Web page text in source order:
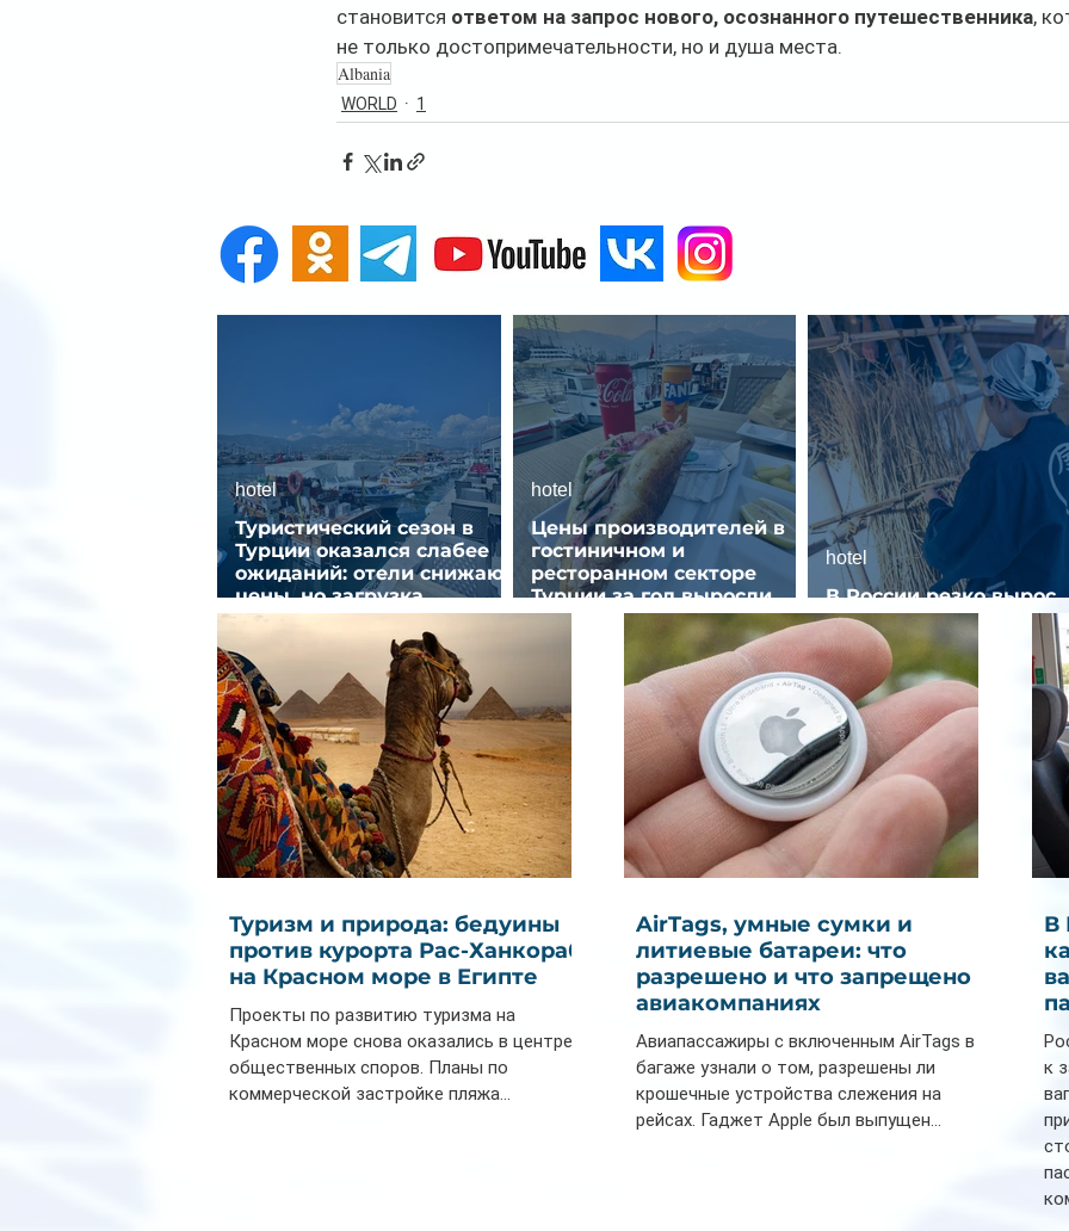
становится ответом на запрос нового, осознанного путешественника,
не только достопримечательности, но и душа места.
Albania
WORLD 1
Туристический сезон в
Турции оказался слабее
ожиданий: отели снижают
цены, но загрузка
остается низкой
hotel
Цены производителей в
гостиничном и
ресторанном секторе
Турции за год выросли
почти на 32%
hotel
В России резко вырос
спрос на отели без
hotel
Туризм и природа: бедуины
против курорта Рас-Ханкораб
на Красном море в Египте
Проекты по развитию туризма на
Красном море снова оказались в центре
общественных споров. Планы по
коммерческой застройке пляжа...
AirTags, умные сумки и
литиевые батареи: что
разрешено и что запрещено в
авиакомпаниях
Авиапассажиры с включенным AirTags в
багаже узнали о том, разрешены ли
крошечные устройства слежения на
рейсах. Гаджет Apple был выпущен...
В
к